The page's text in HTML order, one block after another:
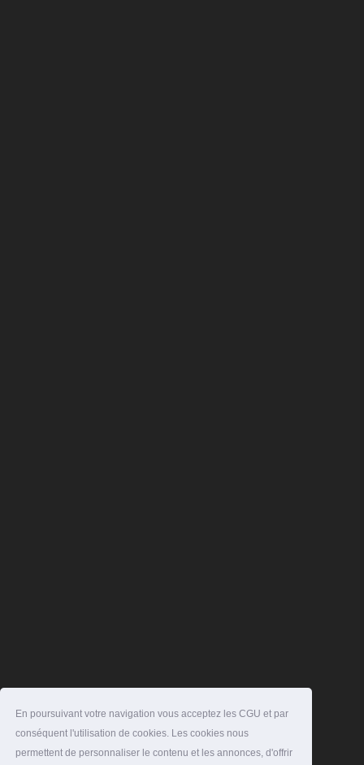
En poursuivant votre navigation vous acceptez les CGU et par
conséquent l'utilisation de cookies. Les cookies nous
permettent de personnaliser le contenu et les annonces, d'offrir